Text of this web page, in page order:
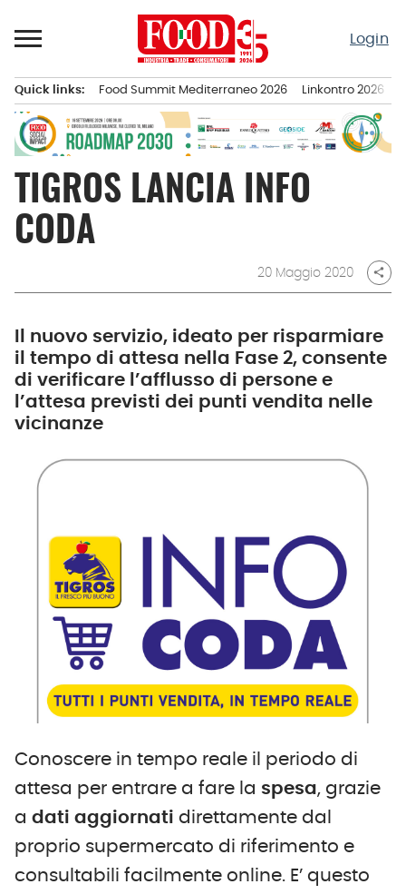
al
Login
principale
Quick links: Food Summit Mediterraneo 2026 Linkontro 2026
TIGROS LANCIA INFO
CODA
20 Maggio 2020 share
Il nuovo servizio, ideato per risparmiare
il tempo di attesa nella Fase 2, consente
di verificare l’afflusso di persone e
l’attesa previsti dei punti vendita nelle
vicinanze
Conoscere in tempo reale il periodo di
attesa per entrare a fare la spesa, grazie
a dati aggiornati direttamente dal
proprio supermercato di riferimento e
consultabili facilmente online. E’ questo